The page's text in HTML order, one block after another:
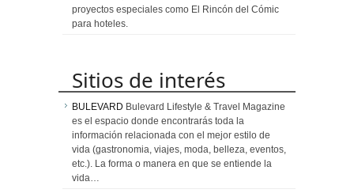
proyectos especiales como El Rincón del Cómic
para hoteles.
Sitios de interés
BULEVARD Bulevard Lifestyle & Travel Magazine
es el espacio donde encontrarás toda la
información relacionada con el mejor estilo de
vida (gastronomia, viajes, moda, belleza, eventos,
etc.). La forma o manera en que se entiende la
vida…